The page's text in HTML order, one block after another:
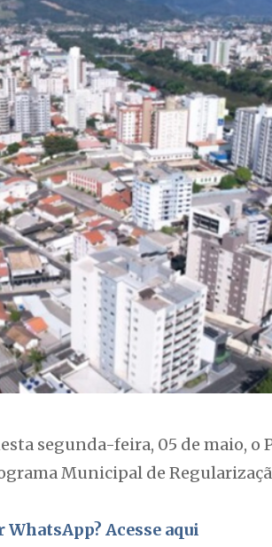
segunda-feira, 05 de maio, o
Municipal de
Acesse aqui